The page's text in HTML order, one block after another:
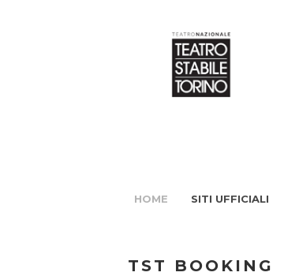
HOME SITI UFFICIALI
TST BOOKING